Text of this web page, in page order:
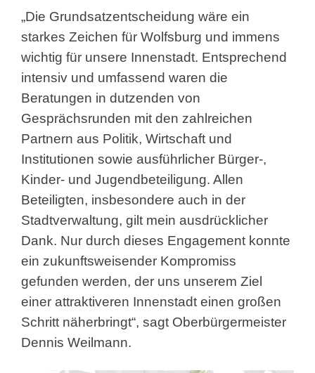
„Die Grundsatzentscheidung wäre ein
starkes Zeichen für Wolfsburg und immens
wichtig für unsere Innenstadt. Entsprechend
intensiv und umfassend waren die
Beratungen in dutzenden von
Gesprächsrunden mit den zahlreichen
Partnern aus Politik, Wirtschaft und
Institutionen sowie ausführlicher Bürger-,
Kinder- und Jugendbeteiligung. Allen
Beteiligten, insbesondere auch in der
Stadtverwaltung, gilt mein ausdrücklicher
Dank. Nur durch dieses Engagement konnte
ein zukunftsweisender Kompromiss
gefunden werden, der uns unserem Ziel
einer attraktiveren Innenstadt einen großen
Schritt näherbringt“, sagt Oberbürgermeister
Dennis Weilmann.